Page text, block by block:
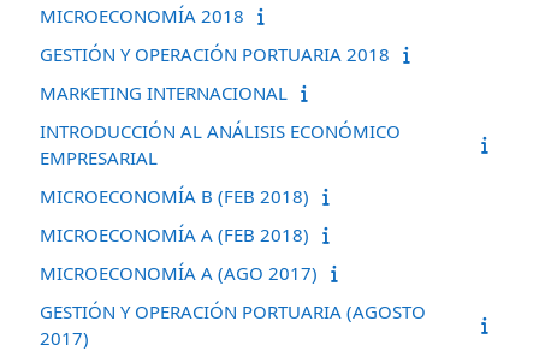
MICROECONOMÍA 2018
GESTIÓN Y OPERACIÓN PORTUARIA 2018
MARKETING INTERNACIONAL
INTRODUCCIÓN AL ANÁLISIS ECONÓMICO
EMPRESARIAL
MICROECONOMÍA B (FEB 2018)
MICROECONOMÍA A (FEB 2018)
MICROECONOMÍA A (AGO 2017)
GESTIÓN Y OPERACIÓN PORTUARIA (AGOSTO
2017)